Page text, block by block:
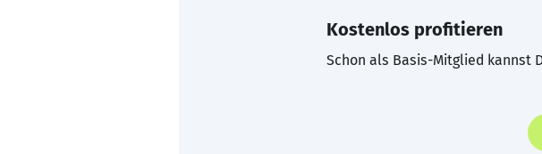
Kostenlos profitieren
Schon als Basis-Mitglied kannst